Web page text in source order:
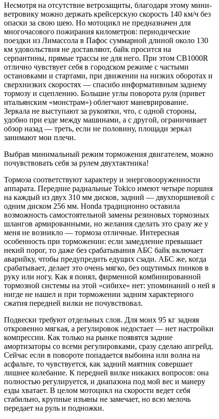
Несмотря на отсутствие ветрозащиты, благодаря этому мини-
ветровику можно держать крейсерскую скорость 140 км/ч без
опаски за свою шею. Но мотоцикл не предназначен для
многочасового пожирания километров: периодические
поездки из Лимассола в Пафос суммарной длиной около 130
км удовольствия не доставляют, байк просится на
серпантины, прямые трассы не для него. При этом CB1000R
отлично чувствует себя в городском режиме с частыми
остановками и стартами, при движении на низких оборотах и
сверхнизких скоростях — спасибо информативным заднему
тормозу и сцеплению. Большие углы поворота руля (привет
итальянским «монстрам») облегчают маневрирование.
Зеркала не выступают за рукоятки, что, с одной стороны,
удобно при езде между машинами, а с другой, ограничивает
обзор назад — треть, если не половину, площади зеркал
занимают мои плечи.
Выбрав минимальный режим торможения двигателем, можно
почувствовать себя за рулем двухтактника!
Тормоза соответствуют характеру и энерговооруженности
аппарата. Передние радиальные Tokico имеют четыре поршня
на каждый из двух 310 мм дисков, задний — двухпоршневой с
одним диском 256 мм. Honda традиционно оставила
возможность самостоятельной замены резиновых тормозных
шлангов армированными, но желания сделать это сразу же у
меня не возникло — тормоза отличные. Интересная
особенность при торможении: если замедление превышает
некий порог, то даже без срабатывания АБС байк включает
аварийку, чтобы предупредить едущих сзади. АБС же, когда
срабатывает, делает это очень мягко, без ощутимых пинков в
руку или ногу. Как я понял, фирменной комбинированной
тормозной системы на этой «сибихе» нет: упоминаний о ней я
нигде не нашел и при торможении задним характерного
сжатия передней вилки не почувствовал.
Подвески требуют отдельных слов. Для моих 95 кг задняя
откровенно мягкая, а регулировок недостает — нет настройки
компрессии. Как только на рынке появятся задние
амортизаторы со всеми регулировками, сразу сделаю апгрейд.
Сейчас если в повороте попадается выбоина или волна на
асфальте, то чувствуется, как задний маятник совершает
лишнее колебание. К передней вилке никаких вопросов: она
полностью регулируется, и диапазона под мой вес и манеру
езды хватает. В целом мотоцикл на скорости ведет себя
стабильно, крупные изъяны не замечает, но всю мелочь
передает на руль и подножки.